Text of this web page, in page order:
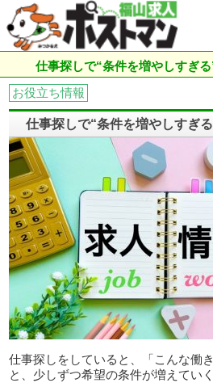
仕事探しで“条件を増やしすぎ
お役立ち情報
仕事探しで“条件を増やしすぎ
仕事探しをしていると、「こんな働
と、少しずつ希望の条件が増えてい